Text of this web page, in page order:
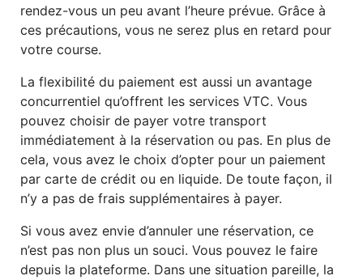
rendez-vous un peu avant l’heure prévue. Grâce à
ces précautions, vous ne serez plus en retard pour
votre course.
La flexibilité du paiement est aussi un avantage
concurrentiel qu’offrent les services VTC. Vous
pouvez choisir de payer votre transport
immédiatement à la réservation ou pas. En plus de
cela, vous avez le choix d’opter pour un paiement
par carte de crédit ou en liquide. De toute façon, il
n’y a pas de frais supplémentaires à payer.
Si vous avez envie d’annuler une réservation, ce
n’est pas non plus un souci. Vous pouvez le faire
depuis la plateforme. Dans une situation pareille, la